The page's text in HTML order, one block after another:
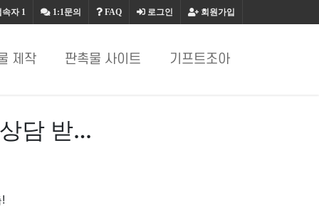
회원가입
로그인
FAQ
1:1문의
속자1
제작 판촉물 사이트 기프트조아
담 받…